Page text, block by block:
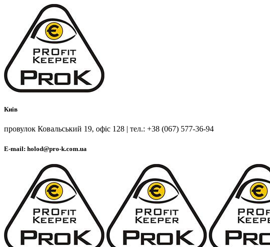
Киів
провулок Ковальський 19, офіс 128 | тел.: +38 (067) 577-36-94
E-mail: holod@pro-k.com.ua